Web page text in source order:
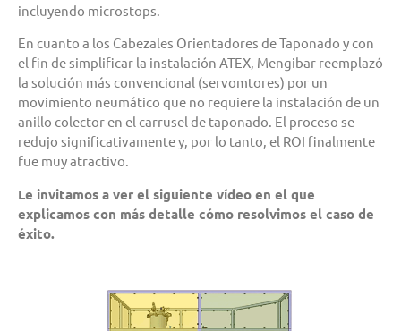
incluyendo microstops.
En cuanto a los Cabezales Orientadores de Taponado y con
el fin de simplificar la instalación ATEX, Mengibar reemplazó
la solución más convencional (servomtores) por un
movimiento neumático que no requiere la instalación de un
anillo colector en el carrusel de taponado. El proceso se
redujo significativamente y, por lo tanto, el ROI finalmente
fue muy atractivo.
Le invitamos a ver el siguiente vídeo en el que
explicamos con más detalle cómo resolvimos el caso de
éxito.